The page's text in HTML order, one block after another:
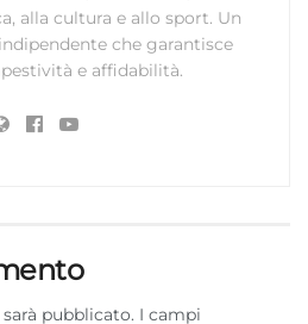
della pubblicità, Creare profili per la
profili per la selezione di
profili per la personalizzazione
migliorare i servizi, Utilizzare dati
da altre
dispositivi,
alle informazioni
alla cultura e allo sport. Un
che garantisce
e affidabilità.
pubblicato. I campi